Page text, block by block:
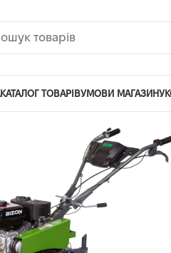
КАТАЛОГ ТОВАРІВУМОВИ МАГАЗИНУ